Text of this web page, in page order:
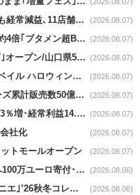
アルペンnews｜年商2859億円6.4％増も経常減益､11店舗出店、4店閉鎖 (2026.08.07)
セブンｰイレブンnews｜ブタメンの麺約4倍｢ブタメン超BIG｣8/11から限定発売 (2026.08.07)
ハローズnews｜8/6｢ハローズ西岐波店｣オープン/山口県5店舗目 (2026.08.07)
しまむらnews｜しまむらパークで｢アベイル ハロウィンじゅんびフェア｣開催 (2026.08.07)
ローソンnews｜｢からあげクン｣シリーズ累計販売数50億食突破 (2026.08.07)
ヤマダnews｜第1Q売上高4202億円11.3％増･経常利益14.5％増 (2026.08.07)
社化 (2026.08.07)
トモールオープン (2026.08.07)
ファストリnews｜｢フランス山火事｣へ100万ユーロ寄付･衣料5万点も提供 (2026.08.06)
ユニクロnews｜｢コントワー･デ･コトニエ｣’26秋冬コレクション8/28発売 (2026.08.06)